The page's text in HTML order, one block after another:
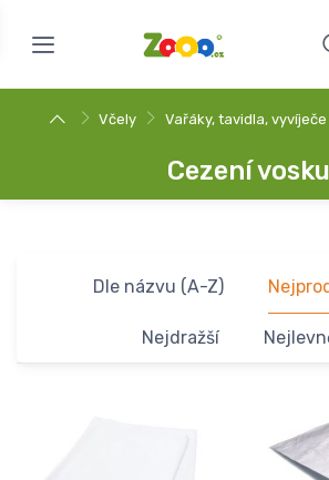
Včely Vařáky, tavidla, vyvíječe
Cezení vosku
Dle názvu (A-Z)
Nejdražší